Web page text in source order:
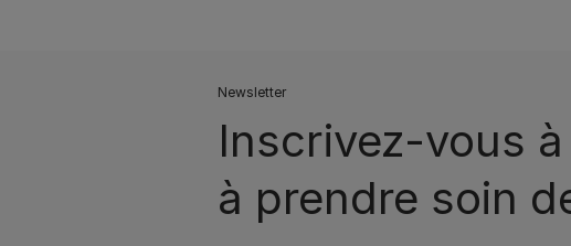
Newsletter
Inscrivez-vous
à prendre soin